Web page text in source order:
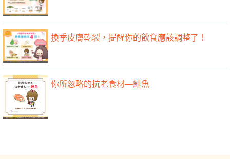
換季皮膚乾裂，提醒你的飲食應該調整了！
你所忽略的抗老食材—鮭魚